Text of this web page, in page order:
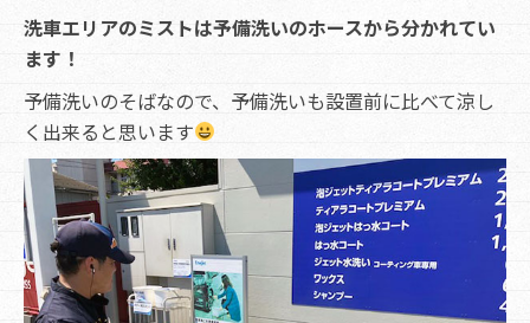
洗車エリアのミストは予備洗いのホースから分かれてい
ます！
予備洗いのそばなので、予備洗いも設置前に比べて涼し
く出来ると思います